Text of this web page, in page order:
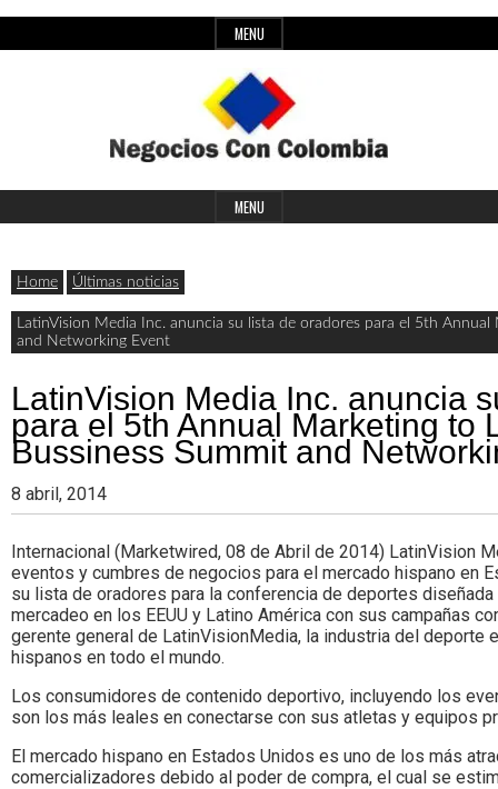
to
MENU
Negocios
con
Colombia
Últimas
noticias,
comunicados
y
actualidad
de
negocios
con
Colombia.
Header
MENU
Home Últimas noticias
LatinVision Media Inc. anuncia su lista de oradores para el 5th
and Networking Event
LatinVision Media Inc. anuncia
para el 5th Annual Marketing to
Bussiness Summit and
8 abril, 2014
Internacional (Marketwired, 08 de Abril de 2014) LatinVision
eventos y cumbres de negocios para el mercado hispano en
su lista de oradores para la conferencia de deportes
mercadeo en los EEUU y Latino América con sus campañas
gerente general de LatinVisionMedia, la industria del deporte
hispanos en todo el mundo.
Los consumidores de contenido deportivo, incluyendo los
son los más leales en conectarse con sus atletas y equipos
El mercado hispano en Estados Unidos es uno de los más
comercializadores debido al poder de compra, el cual se